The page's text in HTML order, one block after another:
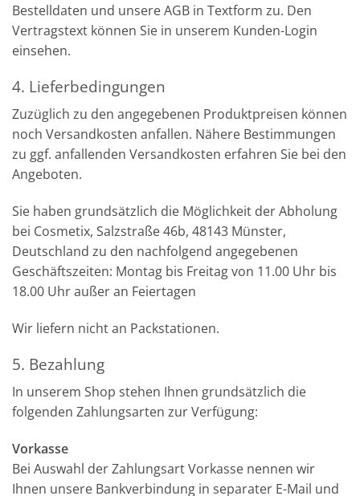
Bestelldaten und unsere AGB in Textform zu. Den
Vertragstext können Sie in unserem Kunden-Login
einsehen.
4. Lieferbedingungen
Zuzüglich zu den angegebenen Produktpreisen können
noch Versandkosten anfallen. Nähere Bestimmungen
zu ggf. anfallenden Versandkosten erfahren Sie bei den
Angeboten.
Sie haben grundsätzlich die Möglichkeit der Abholung
bei Cosmetix, Salzstraße 46b, 48143 Münster,
Deutschland zu den nachfolgend angegebenen
Geschäftszeiten: Montag bis Freitag von 11.00 Uhr bis
18.00 Uhr außer an Feiertagen
Wir liefern nicht an Packstationen.
5. Bezahlung
In unserem Shop stehen Ihnen grundsätzlich die
folgenden Zahlungsarten zur Verfügung:
Vorkasse
Bei Auswahl der Zahlungsart Vorkasse nennen wir
Ihnen unsere Bankverbindung in separater E-Mail und